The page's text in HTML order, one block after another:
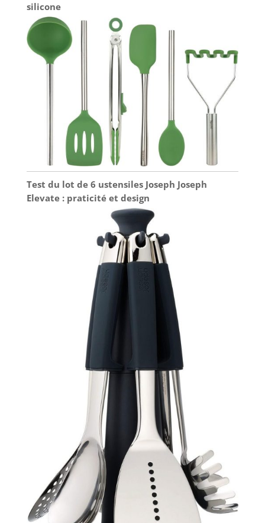
silicone
Test du lot de 6 ustensiles Joseph Joseph
Elevate : praticité et design